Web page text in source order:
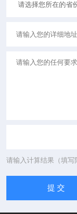
请输入计算结果（填